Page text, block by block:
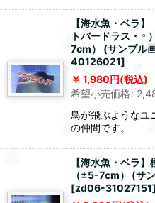
【海水魚・ベラ
トバードラス・♀
7cm） (サンプル
40126021]
1,980円(税込)
希望小売価格:
鳥が飛ぶようなユ
の仲間です。
【海水魚・ベラ】
（±5-7cm） (サ
[zd06-31027151]